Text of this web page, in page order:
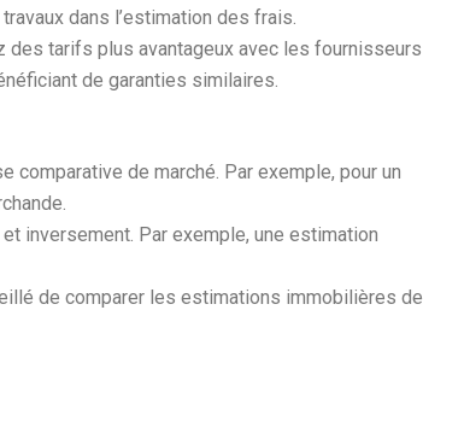
dans l’estimation des frais.
tarifs plus avantageux avec les fournisseurs
de garanties similaires.
comparative de marché. Par exemple, pour un
inversement. Par exemple, une estimation
de comparer les estimations immobilières de